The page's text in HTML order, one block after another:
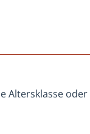
Altersklasse